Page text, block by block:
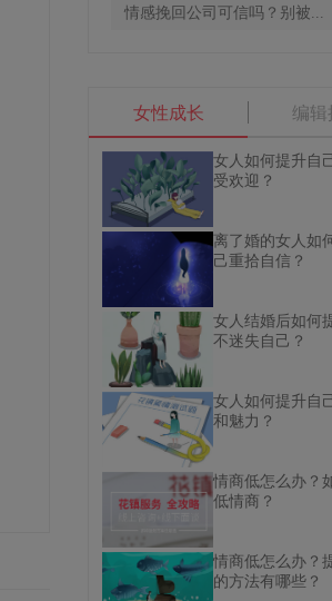
情感挽回公司可信吗？别被...
女性成长 编辑
女人如何提升自
受欢迎？
离了婚的女人如
己重拾自信？
女人结婚后如何
不迷失自己？
女人如何提升自
和魅力？
情商低怎么办？
低情商？
情商低怎么办？
的方法有哪些？